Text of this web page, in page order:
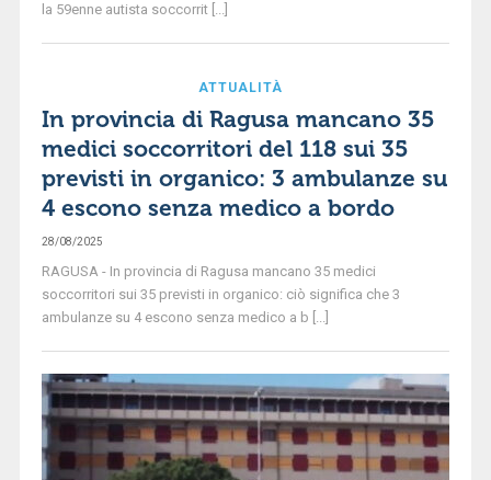
la 59enne autista soccorrit [...]
ATTUALITÀ
In provincia di Ragusa mancano 35
medici soccorritori del 118 sui 35
previsti in organico: 3 ambulanze su
4 escono senza medico a bordo
28/08/2025
RAGUSA - In provincia di Ragusa mancano 35 medici
soccorritori sui 35 previsti in organico: ciò significa che 3
ambulanze su 4 escono senza medico a b [...]